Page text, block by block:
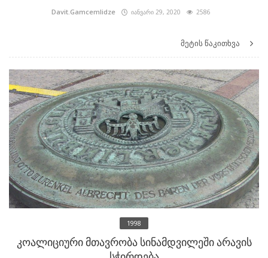
Davit.Gamcemlidze იანვარი 29, 2020 2586
მეტის წაკითხვა
1998
კოალიციური მთავრობა სინამდვილეში არავის